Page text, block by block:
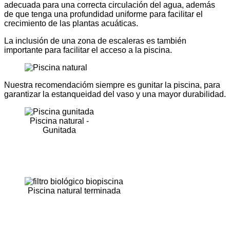
adecuada para una correcta circulación del agua, además
de que tenga una profundidad uniforme para facilitar el
crecimiento de las plantas acuáticas.
La inclusión de una zona de escaleras es también
importante para facilitar el acceso a la piscina.
Nuestra recomendacióm siempre es gunitar la piscina, para
garantizar la estanqueidad del vaso y una mayor durabilidad.
Piscina natural -
Gunitada
Piscina natural terminada